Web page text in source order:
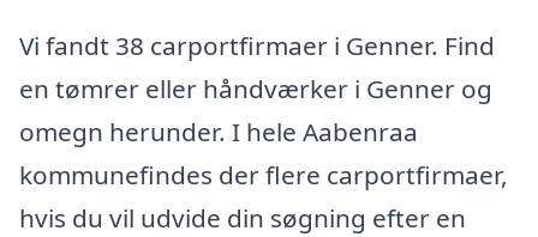
Vi fandt 38 carportfirmaer i Genner. Find
en tømrer eller håndværker i Genner og
omegn herunder. I hele Aabenraa
kommunefindes der flere carportfirmaer,
hvis du vil udvide din søgning efter en